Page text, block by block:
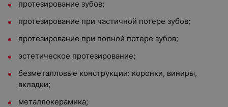
протезирование зубов;
протезирование при частичной потере зубов;
протезирование при полной потере зубов;
эстетическое протезирование;
безметалловые конструкции: коронки, виниры,
вкладки;
металлокерамика;